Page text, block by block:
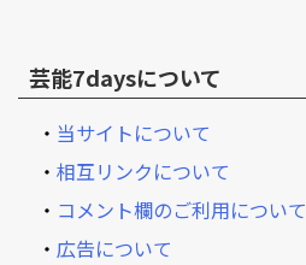
芸能7daysについて
・ 当サイトについて
・ 相互リンクについて
・ コメント欄のご利用について
・ 広告について